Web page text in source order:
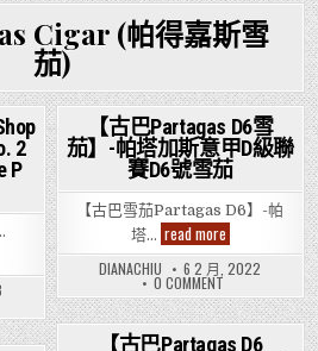
Cigar (帕得嘉斯雪
茄)
2
P
Posted
【古巴Partagas D6雪
茄】-帕塔加斯意甲D級聯
賽D6號雪茄
【古巴雪茄Partagas D6】-帕
塔… read more【古
巴
Partagas
D6
雪
茄】-
帕
塔
DIANACHIU 6 2 月, 2022
0 COMMENT ON
【古
巴
PARTAGAS
D6
【古巴Partagas D6